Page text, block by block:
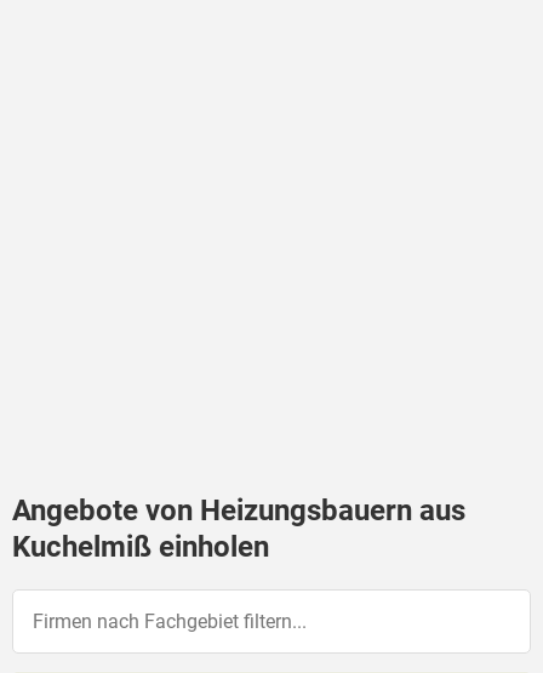
Angebote von Heizungsbauern aus
Kuchelmiß einholen